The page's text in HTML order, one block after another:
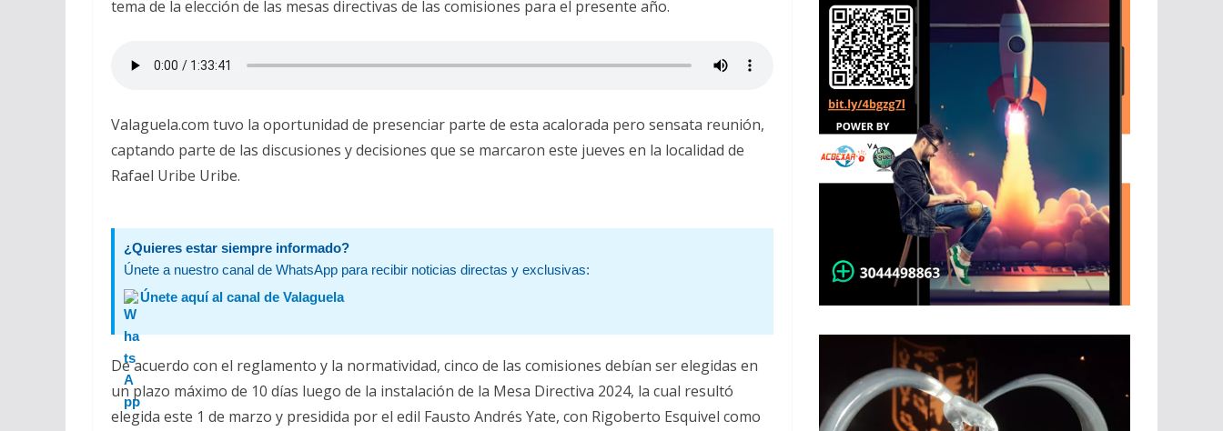
tema de la elección de las mesas directivas de las comisiones para el presente año.
Valaguela.com tuvo la oportunidad de presenciar parte de esta acalorada pero sensata reunión,
captando parte de las discusiones y decisiones que se marcaron este jueves en la localidad de
Rafael Uribe Uribe.
¿Quieres estar siempre informado?
Únete a nuestro canal de WhatsApp para recibir noticias directas y exclusivas:
Únete aquí al canal de Valaguela
De acuerdo con el reglamento y la normatividad, cinco de las comisiones debían ser elegidas en
un plazo máximo de 10 días luego de la instalación de la Mesa Directiva 2024, la cual resultó
elegida este 1 de marzo y presidida por el edil Fausto Andrés Yate, con Rigoberto Esquivel como